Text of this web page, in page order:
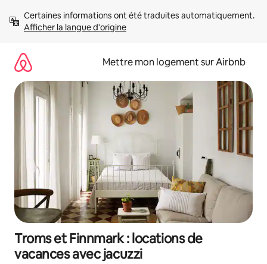
directement
Afficher la langue d'origine
Mettre mon logement sur Airbnb
Troms et Finnmark : locations de
vacances avec jacuzzi